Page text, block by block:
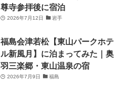
尊寺参拝後に宿泊
2026年7月12日 岩手
福島会津若松【東山パークホテ
ル新風月】に泊まってみた｜奥
羽三楽郷・東山温泉の宿
2026年7月9日 福島